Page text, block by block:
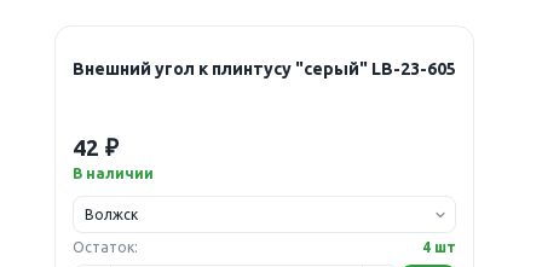
Внешний угол к плинтусу "серый" LB-23-605
42 ₽
В наличии
Остаток: 4 шт